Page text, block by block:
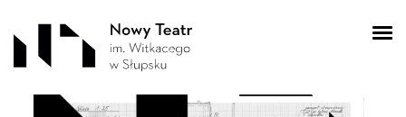
SKM_C2582510221502